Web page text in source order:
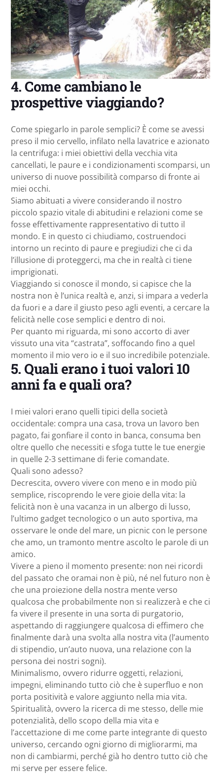
4. Come cambiano le
prospettive viaggiando?
Come spiegarlo in parole semplici? È come se avessi
preso il mio cervello, infilato nella lavatrice e azionato
la centrifuga: i miei obiettivi della vecchia vita
cancellati, le paure e i condizionamenti scomparsi, un
universo di nuove possibilità comparso di fronte ai
miei occhi.
Siamo abituati a vivere considerando il nostro
piccolo spazio vitale di abitudini e relazioni come se
fosse effettivamente rappresentativo di tutto il
mondo. E in questo ci chiudiamo, costruendoci
intorno un recinto di paure e pregiudizi che ci da
l’illusione di proteggerci, ma che in realtà ci tiene
imprigionati.
Viaggiando si conosce il mondo, si capisce che la
nostra non è l’unica realtà e, anzi, si impara a vederla
da fuori e a dare il giusto peso agli eventi, a cercare la
felicità nelle cose semplici e dentro di noi.
Per quanto mi riguarda, mi sono accorto di aver
vissuto una vita “castrata”, soffocando fino a quel
momento il mio vero io e il suo incredibile potenziale.
5. Quali erano i tuoi valori 10
anni fa e quali ora?
I miei valori erano quelli tipici della società
occidentale: compra una casa, trova un lavoro ben
pagato, fai gonfiare il conto in banca, consuma ben
oltre quello che necessiti e sfoga tutte le tue energie
in quelle 2-3 settimane di ferie comandate.
Quali sono adesso?
Decrescita, ovvero vivere con meno e in modo più
semplice, riscoprendo le vere gioie della vita: la
felicità non è una vacanza in un albergo di lusso,
l’ultimo gadget tecnologico o un auto sportiva, ma
osservare le onde del mare, un picnic con le persone
che amo, un tramonto mentre ascolto le parole di un
amico.
Vivere a pieno il momento presente: non nei ricordi
del passato che oramai non è più, né nel futuro non è
che una proiezione della nostra mente verso
qualcosa che probabilmente non si realizzerà e che ci
fa vivere il presente in una sorta di purgatorio,
aspettando di raggiungere qualcosa di effimero che
finalmente darà una svolta alla nostra vita (l’aumento
di stipendio, un’auto nuova, una relazione con la
persona dei nostri sogni).
Minimalismo, ovvero ridurre oggetti, relazioni,
impegni, eliminando tutto ciò che è superfluo e non
porta positività e valore aggiunto nella mia vita.
Spiritualità, ovvero la ricerca di me stesso, delle mie
potenzialità, dello scopo della mia vita e
l’accettazione di me come parte integrante di questo
universo, cercando ogni giorno di migliorarmi, ma
non di cambiarmi, perché già ho dentro tutto ciò che
mi serve per essere felice.